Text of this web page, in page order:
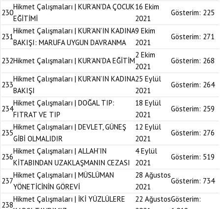
230
Hikmet Çalışmaları | KUR’AN’DA ÇOCUK
EĞİTİMİ
16 Ekim
2021
Gösterim: 225
231
Hikmet Çalışmaları | KUR’AN’IN KADINA
BAKIŞI: MARUFA UYGUN DAVRANMA
9 Ekim
2021
Gösterim: 271
232Hikmet Çalışmaları | KUR’AN’DA EĞİTİM
2 Ekim
2021
Gösterim: 268
233
Hikmet Çalışmaları | KUR’AN’IN KADINA
BAKIŞI
25 Eylül
2021
Gösterim: 264
234
Hikmet Çalışmaları | DOĞAL TIP:
FITRAT VE TIP
18 Eylül
2021
Gösterim: 259
235
Hikmet Çalışmaları | DEVLET, GÜNEŞ
GİBİ OLMALIDIR
12 Eylül
2021
Gösterim: 276
236
Hikmet Çalışmaları | ALLAH’IN
KİTABINDAN UZAKLAŞMANIN CEZASI
4 Eylül
2021
Gösterim: 519
237
Hikmet Çalışmaları | MÜSLÜMAN
YÖNETİCİNİN GÖREVİ
28 Ağustos
2021
Gösterim: 734
238
Hikmet Çalışmaları | İKİ YÜZLÜLERE
22 AğustosGösterim: